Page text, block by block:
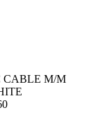
CABLE M/M